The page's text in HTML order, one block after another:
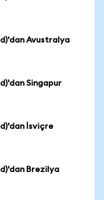
Avustralya
Singapur
İsviçre
Brezilya